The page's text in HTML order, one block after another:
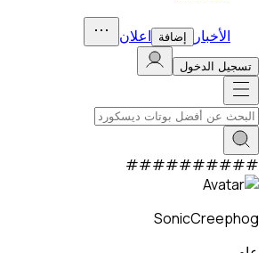
الأخبار إضافة اعلان
تسجيل الدخول
#
#
#
#
#
#
#
#
#
#
SonicCreephog